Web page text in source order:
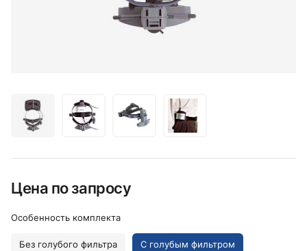
Цена по запросу
Особенность комплекта
Без голубого фильтра С голубым фильтром